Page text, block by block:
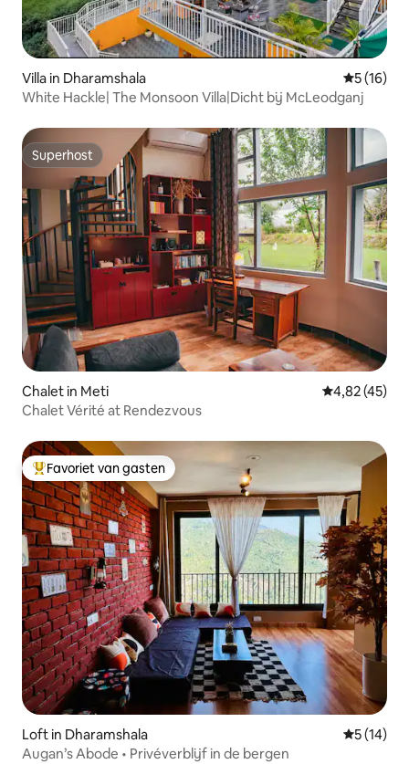
Villa in Dharamshala
5 (16)
White Hackle| The Monsoon Villa|Dicht bij McLeodganj
Superhost
Superhost
Chalet in Meti Gemiddelde
4,82 (45)
Chalet Vérité at Rendezvous
Topfavoriet van gasten
Favoriet van gasten
Loft in Dharamshala
5 (14)
Augan’s Abode • Privéverblijf in de bergen